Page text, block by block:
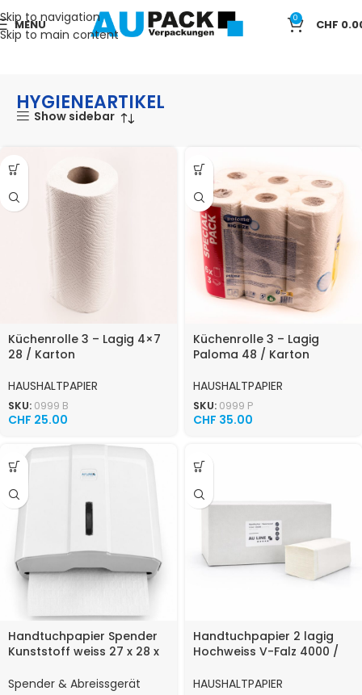
Skip to navigation
Skip to main content
MENU 0 CHF
Start HYGIENEARTIKEL
HYGIENEARTIKEL
Show sidebar
Küchenrolle 3 – Lagig 4×7
28 / Karton
HAUSHALTPAPIER
SKU: 0999 B
CHF 25.00
Küchenrolle 3 – Lagig
Paloma 48 / Karton
HAUSHALTPAPIER
SKU: 0999 P
CHF 35.00
Handtuchpapier Spender
Kunststoff weiss 27 x 28 x
Spender & Abreissgerät
Handtuchpapier 2 lagig
Hochweiss V-Falz 4000 /
HAUSHALTPAPIER